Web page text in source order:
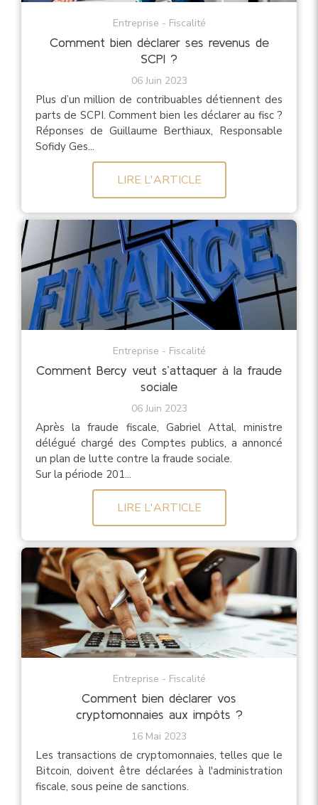
Entreprise - Fiscalité
Comment bien déclarer ses revenus de
SCPI ?
06 Juin 2023
Plus d’un million de contribuables détiennent des
parts de SCPI. Comment bien les déclarer au fisc ?
Réponses de Guillaume Berthiaux, Responsable
Sofidy Ges...
LIRE L'ARTICLE
Entreprise - Fiscalité
Comment Bercy veut s’attaquer à la fraude
sociale
06 Juin 2023
Après la fraude fiscale, Gabriel Attal, ministre
délégué chargé des Comptes publics, a annoncé
un plan de lutte contre la fraude sociale.
Sur la période 201...
LIRE L'ARTICLE
Entreprise - Fiscalité
Comment bien déclarer vos
cryptomonnaies aux impôts ?
16 Mai 2023
Les transactions de cryptomonnaies, telles que le
Bitcoin, doivent être déclarées à l'administration
fiscale, sous peine de sanctions.